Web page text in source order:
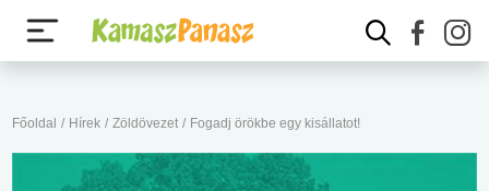
Főoldal / Hírek / Zöldövezet / Fogadj örökbe egy kisállatot!